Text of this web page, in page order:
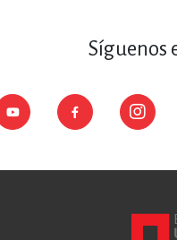
Síguenos